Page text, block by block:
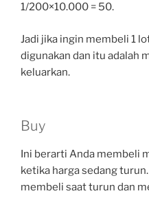
1/200×10.000 = 50.
Jadi jika ingin membeli 1
digunakan dan itu adalah
keluarkan.
Buy
Ini berarti Anda membeli
ketika harga sedang
membeli saat turun dan